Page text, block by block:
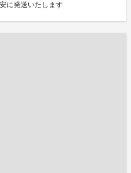
に発送いたします